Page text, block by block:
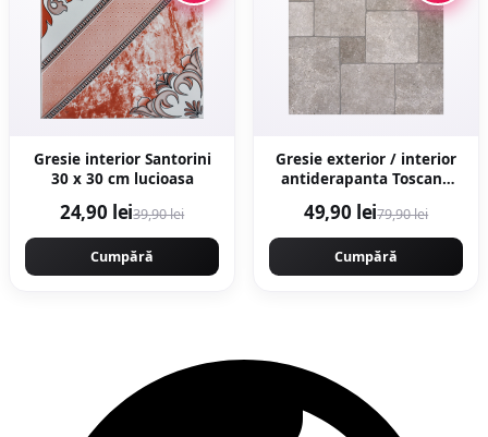
Gresie interior Santorini
30 x 30 cm lucioasa
24,90 lei39,90 lei
Cumpără
Gresie exterior / interior
antiderapanta Toscana
portelanata rectificata tip
piatra naturala
49,90 lei79,90 lei
Cumpără